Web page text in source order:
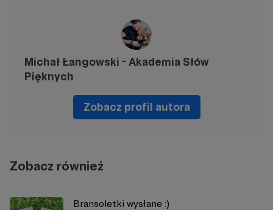
Michał Łangowski - Akademia Słów
Pięknych
Zobacz profil autora
Zobacz również
Bransoletki wysłane :)